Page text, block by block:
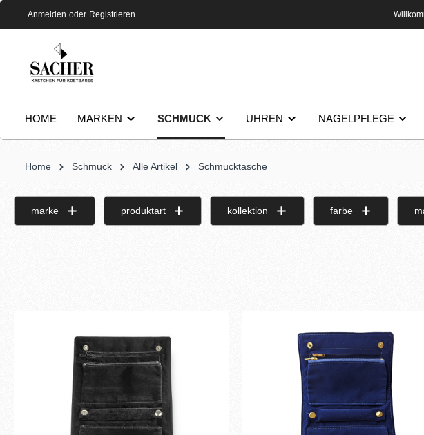
Anmelden oder Registrieren
HOME MARKEN SCHMUCK UHREN NAGELPFLEGE
Home Schmuck Alle Artikel Schmucktasche
marke produktart kollektion farbe